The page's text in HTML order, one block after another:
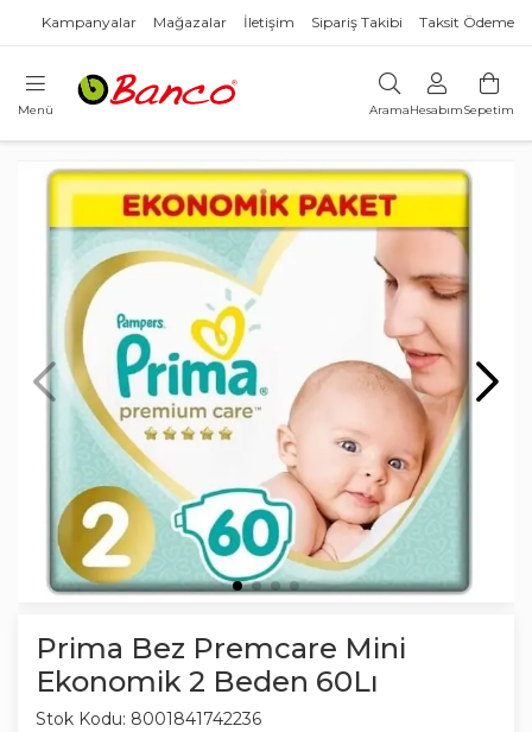
Kampanyalar Mağazalar İletişim Sipariş Takibi Taksit Ödeme
Menü AramaHesabımSepetim
Prima Bez Premcare Mini
Ekonomik 2 Beden 60Lı
Stok Kodu: 8001841742236